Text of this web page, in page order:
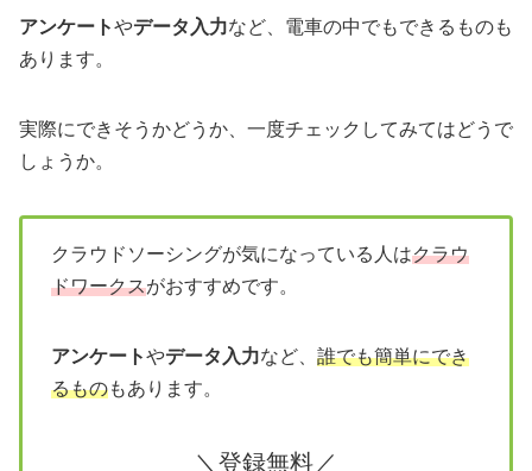
アンケートやデータ入力など、電車の中でもできるものも
あります。
実際にできそうかどうか、一度チェックしてみてはどうで
しょうか。
クラウドソーシングが気になっている人はクラウ
ドワークスがおすすめです。
アンケートやデータ入力など、 誰でも簡単にでき
るものもあります。
＼登録無料／